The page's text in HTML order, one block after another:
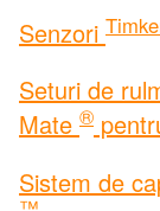
Senzori
Seturi de
Mate ®
Sistem de